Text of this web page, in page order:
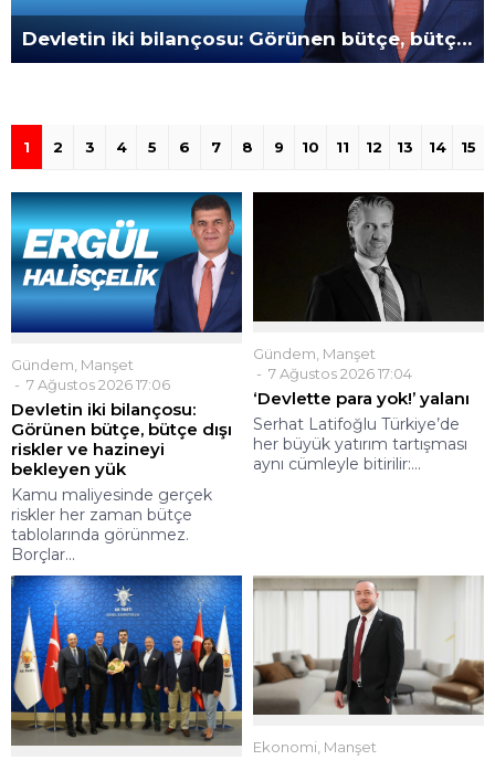
‘Devlette para yok!’ yalanı
1 2 3 4 5 6 7 8 9 10 11 12 13 14 15
Gündem Manşet
7 Ağustos 2026 17:06
Devletin iki bilançosu:
Görünen bütçe, bütçe dışı
riskler ve hazineyi
bekleyen yük
Kamu maliyesinde gerçek
riskler her zaman bütçe
tablolarında görünmez.
Borçlar...
Gündem, Manşet
7 Ağustos 2026 17:04
‘Devlette para yok!’ yalanı
Serhat Latifoğlu Türkiye’de
her büyük yatırım tartışması
aynı cümleyle bitirilir:...
Ekonomi, Manşet